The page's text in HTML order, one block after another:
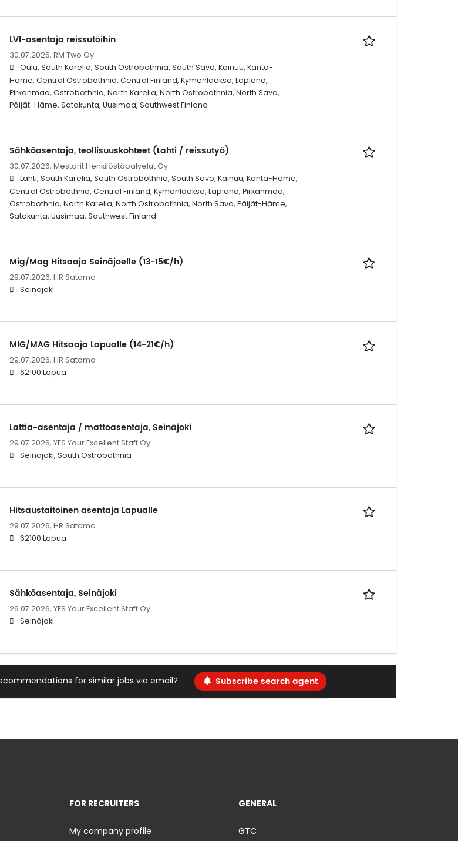
LVI-asentaja reissutöihin
30.07.2026, RM Two Oy
Oulu, South Karelia, South Ostrobothnia, South Savo, Kainuu, Kanta-
Häme, Central Ostrobothnia, Central Finland, Kymenlaakso, Lapland,
Pirkanmaa, Ostrobothnia, North Karelia, North Ostrobothnia, North Savo,
Päijät-Häme, Satakunta, Uusimaa, Southwest Finland
Sähköasentaja, teollisuuskohteet (Lahti / reissutyö)
30.07.2026, Mestarit Henkilöstöpalvelut Oy
Lahti, South Karelia, South Ostrobothnia, South Savo, Kainuu, Kanta-Häme,
Central Ostrobothnia, Central Finland, Kymenlaakso, Lapland, Pirkanmaa,
Ostrobothnia, North Karelia, North Ostrobothnia, North Savo, Päijät-Häme,
Satakunta, Uusimaa, Southwest Finland
Mig/Mag Hitsaaja Seinäjoelle (13-15€/h)
29.07.2026, HR Satama
Seinäjoki
MIG/MAG Hitsaaja Lapualle (14-21€/h)
29.07.2026, HR Satama
62100 Lapua
Lattia-asentaja / mattoasentaja, Seinäjoki
29.07.2026, YES Your Excellent Staff Oy
Seinäjoki, South Ostrobothnia
Hitsaustaitoinen asentaja Lapualle
29.07.2026, HR Satama
62100 Lapua
Sähköasentaja, Seinäjoki
29.07.2026, YES Your Excellent Staff Oy
Seinäjoki
for similar jobs via email? Subscribe search agent
FOR RECRUITERS
My company profile
GENERAL
GTC